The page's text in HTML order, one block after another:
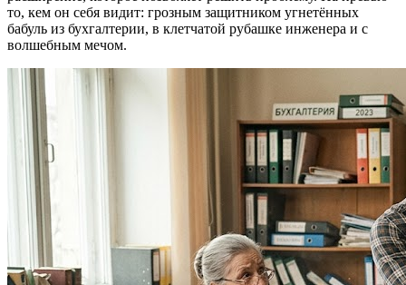
то, кем он себя видит: грозным защитником угнетённых
бабуль из бухгалтерии, в клетчатой рубашке инженера и с
волшебным мечом.